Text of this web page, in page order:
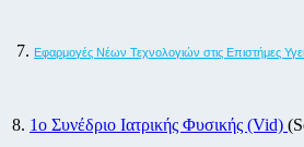
7. Εφαρμογές Νέων Τεχνολογιών στις Επιστήμες
8. 1ο Συνέδριο Ιατρικής Φυσικής (Vid)